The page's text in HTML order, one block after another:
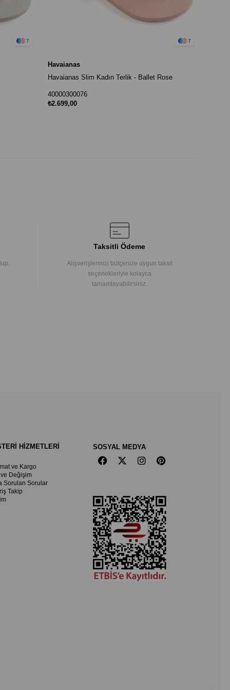
7 7
Havaianas
Havaianas Slim Kadın Terlik - Ballet Rose
40000300076
₺2.699,00
Taksitli Ödeme
Alışverişlerinizi bütçenize uygun taksit
seçenekleriyle kolayca
tamamlayabilirsiniz.
HİZMETLERİ
ve Kargo
ve Değişim
Sorulan Sorular
Takip
SOSYAL MEDYA